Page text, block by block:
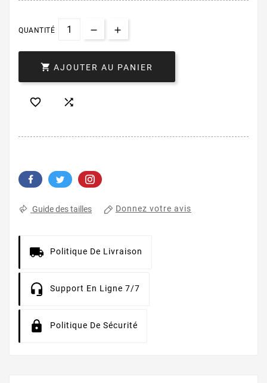
QUANTITÉ
 AJOUTER AU PANIER
 
Guide des tailles Donnez votre avis
Politique De Livraison
Support En Ligne 7/7
Politique De Sécurité